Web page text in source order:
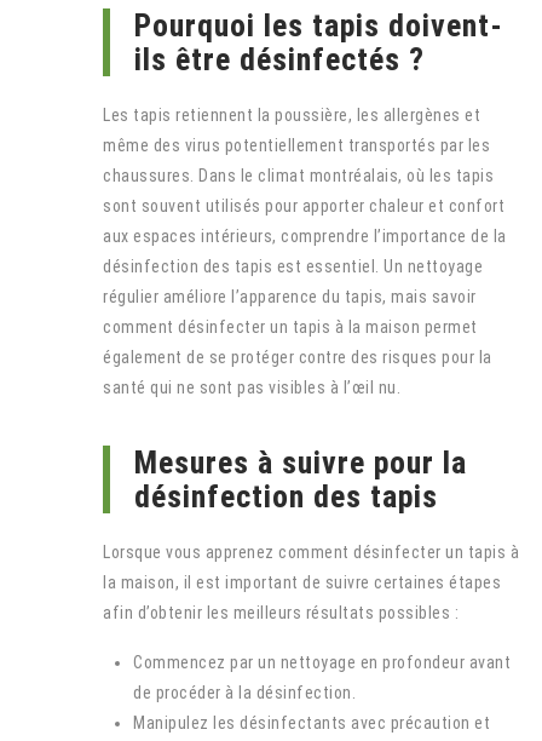
Pourquoi les tapis doivent-
ils être désinfectés ?
Les tapis retiennent la poussière, les allergènes et
même des virus potentiellement transportés par les
chaussures. Dans le climat montréalais, où les tapis
sont souvent utilisés pour apporter chaleur et confort
aux espaces intérieurs, comprendre l’importance de la
désinfection des tapis est essentiel. Un nettoyage
régulier améliore l’apparence du tapis, mais savoir
comment désinfecter un tapis à la maison permet
également de se protéger contre des risques pour la
santé qui ne sont pas visibles à l’œil nu.
Mesures à suivre pour la
désinfection des tapis
Lorsque vous apprenez comment désinfecter un tapis à
la maison, il est important de suivre certaines étapes
afin d’obtenir les meilleurs résultats possibles :
Commencez par un nettoyage en profondeur avant
de procéder à la désinfection.
Manipulez les désinfectants avec précaution et